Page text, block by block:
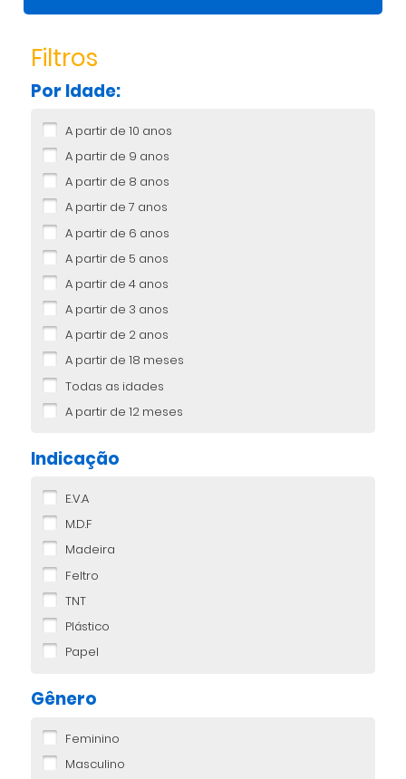
Filtros
Por Idade:
A partir de 10 anos
A partir de 9 anos
A partir de 8 anos
A partir de 7 anos
A partir de 6 anos
A partir de 5 anos
A partir de 4 anos
A partir de 3 anos
A partir de 2 anos
A partir de 18 meses
Todas as idades
A partir de 12 meses
Indicação
E.V.A
M.D.F
Madeira
Feltro
TNT
Plástico
Papel
Gênero
Feminino
Masculino